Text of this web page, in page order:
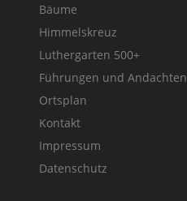
Bäume
Himmelskreuz
Luthergarten 500+
Führungen und Andachten
Ortsplan
Kontakt
Impressum
Datenschutz